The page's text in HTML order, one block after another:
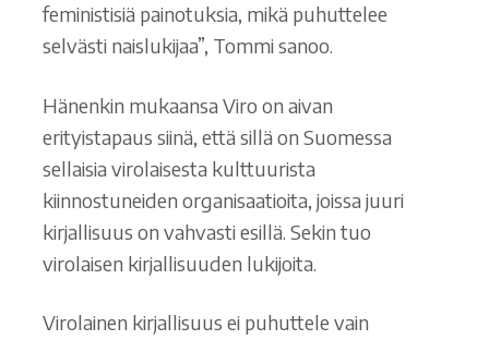
feministisiä painotuksia, mikä puhuttelee
selvästi naislukijaa”, Tommi sanoo.
Hänenkin mukaansa Viro on aivan
erityistapaus siinä, että sillä on Suomessa
sellaisia virolaisesta kulttuurista
kiinnostuneiden organisaatioita, joissa juuri
kirjallisuus on vahvasti esillä. Sekin tuo
virolaisen kirjallisuuden lukijoita.
Virolainen kirjallisuus ei puhuttele vain